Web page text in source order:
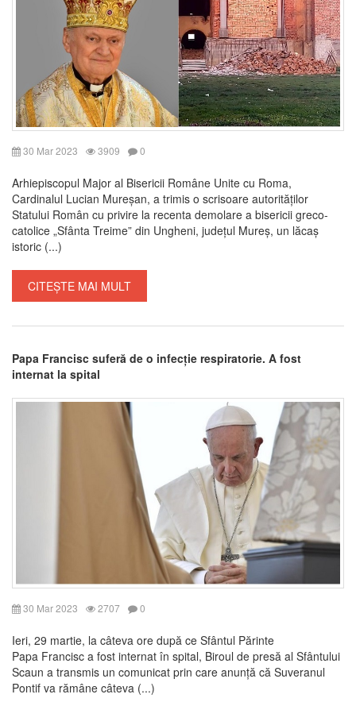
30 Mar 2023 3909 0
Arhiepiscopul Major al Bisericii Române Unite cu Roma,
Cardinalul Lucian Mureșan, a trimis o scrisoare autorităților
Statului Român cu privire la recenta demolare a bisericii greco-
catolice „Sfânta Treime” din Ungheni, județul Mureș, un lăcaș
istoric (...)
CITEȘTE MAI MULT
Papa Francisc suferă de o infecție respiratorie. A fost
internat la spital
30 Mar 2023 2707 0
Ieri, 29 martie, la câteva ore după ce Sfântul Părinte
Papa Francisc a fost internat în spital, Biroul de presă al Sfântului
Scaun a transmis un comunicat prin care anunță că Suveranul
Pontif va rămâne câteva (...)